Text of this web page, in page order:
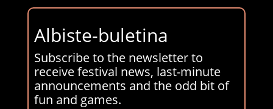
Albiste-buletina
Subscribe to the newsletter to
receive festival news, last-minute
announcements and the odd bit of
fun and games.